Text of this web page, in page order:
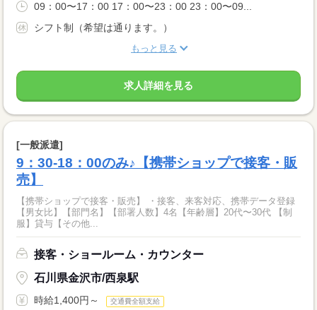
09：00〜17：00 17：00〜23：00 23：00〜09...
シフト制（希望は通ります。）
もっと見る
求人詳細を見る
[一般派遣]
9：30-18：00のみ♪【携帯ショップで接客・販
売】
【携帯ショップで接客・販売】 ・接客、来客対応、携帯データ登録
【男女比】【部門名】【部署人数】4名【年齢層】20代〜30代 【制
服】貸与【その他...
接客・ショールーム・カウンター
石川県金沢市/西泉駅
時給1,400円～ 交通費全額支給